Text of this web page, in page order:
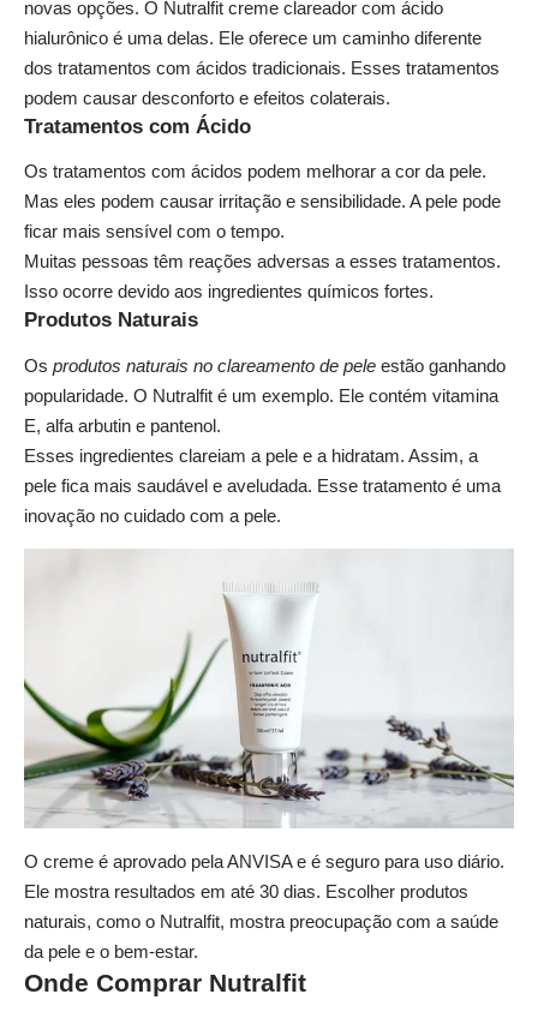
novas opções. O Nutralfit creme clareador com ácido
hialurônico é uma delas. Ele oferece um caminho diferente
dos tratamentos com ácidos tradicionais. Esses tratamentos
podem causar desconforto e efeitos colaterais.
Tratamentos com Ácido
Os tratamentos com ácidos podem melhorar a cor da pele.
Mas eles podem causar irritação e sensibilidade. A pele pode
ficar mais sensível com o tempo.
Muitas pessoas têm reações adversas a esses tratamentos.
Isso ocorre devido aos ingredientes químicos fortes.
Produtos Naturais
Os produtos naturais no clareamento de pele estão ganhando
popularidade. O Nutralfit é um exemplo. Ele contém vitamina
E, alfa arbutin e pantenol.
Esses ingredientes clareiam a pele e a hidratam. Assim, a
pele fica mais saudável e aveludada. Esse tratamento é uma
inovação no cuidado com a pele.
O creme é aprovado pela ANVISA e é seguro para uso diário.
Ele mostra resultados em até 30 dias. Escolher produtos
naturais, como o Nutralfit, mostra preocupação com a saúde
da pele e o bem-estar.
Onde Comprar Nutralfit